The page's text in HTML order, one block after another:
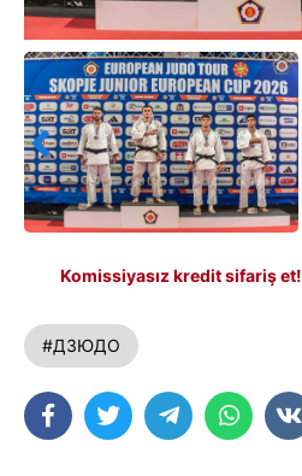
Komissiyasız kredit sifariş et!
#ДЗЮДО